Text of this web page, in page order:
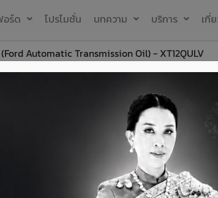
ร์ด โปรโมชั่น บทความ บริการ เกี่
Automatic Transmission Oil) - XT12QULV
ฟอร์ด น้ำมันเกียร์
Transmission
344.54฿
เพิ่มรายการโปรด